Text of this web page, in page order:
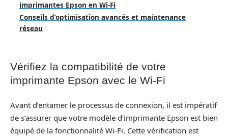
imprimantes Epson en Wi-Fi
Conseils d’optimisation avancés et maintenance
réseau
Vérifiez la compatibilité de votre
imprimante Epson avec le Wi-Fi
Avant d’entamer le processus de connexion, il est impératif
de s’assurer que votre modèle d’imprimante Epson est bien
équipé de la fonctionnalité Wi-Fi. Cette vérification est